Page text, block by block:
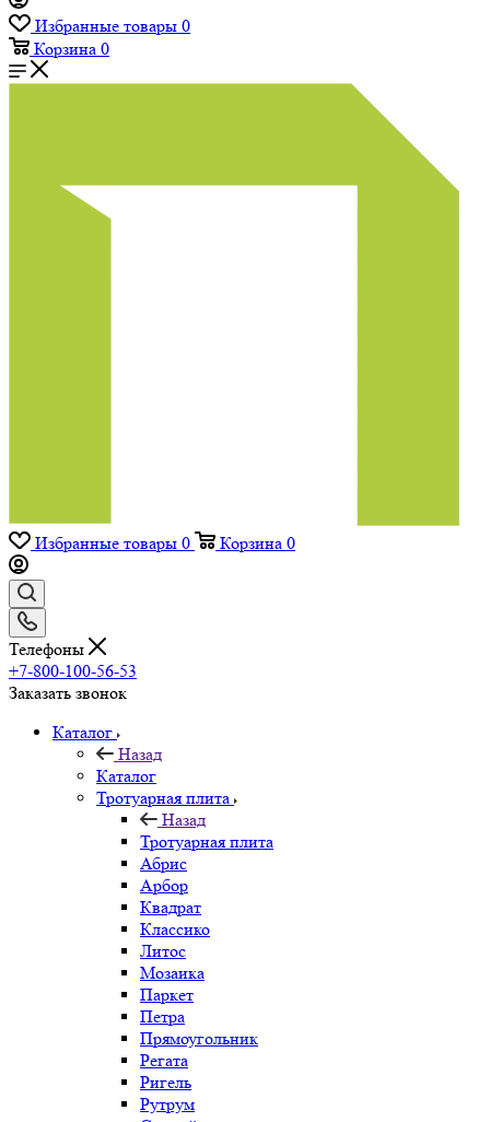
Избранные товары 0
Корзина 0
Избранные товары 0 Корзина 0
Телефоны
+7-800-100-56-53
Заказать звонок
Каталог
Назад
Каталог
Тротуарная плита
Назад
Тротуарная плита
Абрис
Арбор
Квадрат
Классико
Литос
Мозаика
Паркет
Петра
Прямоугольник
Регата
Ригель
Рутрум